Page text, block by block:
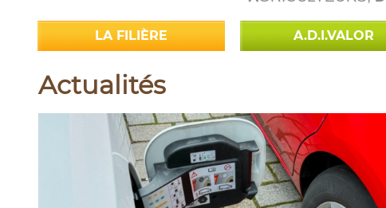
LA FILIÈRE A.D.I.VALOR
Actualités